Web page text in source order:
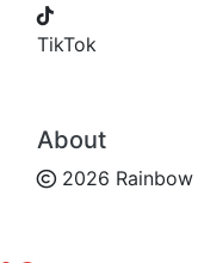
TikTok
About
2026 Rainbow